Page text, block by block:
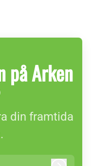
på Arken
din framtida